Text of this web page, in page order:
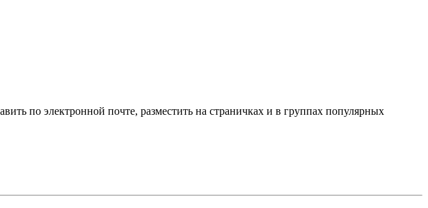
по электронной почте, разместить на страничках и в группах популярных